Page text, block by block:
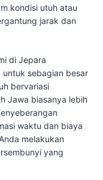
kondisi utuh atau
jarak dan
di Jepara
sebagian besar
bervariasi
Jawa biasanya lebih
waktu dan biaya
melakukan
yang